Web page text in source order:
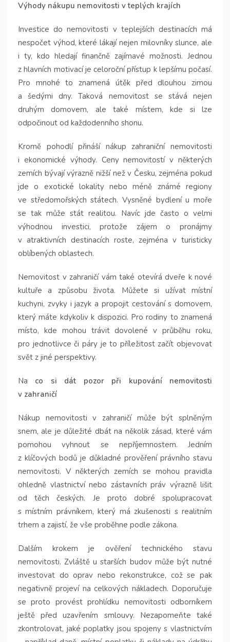
Výhody nákupu nemovitosti v teplých krajích
Investice do nemovitosti v teplejších destinacích má
nespočet výhod, které lákají nejen milovníky slunce, ale
i ty, kdo hledají finančně zajímavé možnosti. Jednou
z hlavních motivací je celoroční přístup k lepšímu počasí.
Pro mnohé to znamená útěk před dlouhou zimou
a šedými dny. Taková nemovitost se stává nejen
druhým domovem, ale také místem, kde si lze
odpočinout od každodenního shonu.
Kromě pohodlí přináší nákup zahraniční nemovitosti
i ekonomické výhody. Ceny nemovitostí v některých
zemích bývají výrazně nižší než v Česku, zejména pokud
jde o exotické lokality nebo méně známé regiony
ve středomořských státech. Vysněné bydlení u moře
se tak může stát realitou. Navíc jde často o velmi
výhodnou investici, protože zájem o pronájmy
v atraktivních destinacích roste, zejména v turisticky
oblíbených oblastech.
Nemovitost v zahraničí vám také otevírá dveře k nové
kultuře a způsobu života. Můžete si užívat místní
kuchyni, zvyky i jazyk a propojit cestování s domovem,
který máte kdykoliv k dispozici. Pro rodiny to znamená
místo, kde mohou trávit dovolené v průběhu roku,
pro jednotlivce či páry je to příležitost začít objevovat
svět z jiné perspektivy.
Na co si dát pozor při kupování nemovitosti
v zahraničí
Nákup nemovitosti v zahraničí může být splněným
snem, ale je důležité dbát na několik zásad, které vám
pomohou vyhnout se nepříjemnostem. Jedním
z klíčových bodů je důkladné prověření právního stavu
nemovitosti. V některých zemích se mohou pravidla
ohledně vlastnictví nebo zástavních práv výrazně lišit
od těch českých. Je proto dobré spolupracovat
s místním právníkem, který má zkušenosti s realitním
trhem a zajistí, že vše proběhne podle zákona.
Dalším krokem je ověření technického stavu
nemovitosti. Zvláště u starších budov může být nutné
investovat do oprav nebo rekonstrukce, což se pak
negativně projeví na celkových nákladech. Doporučuje
se proto provést prohlídku nemovitosti odborníkem
ještě před uzavřením smlouvy. Nezapomeňte také
zkontrolovat, jaké poplatky jsou spojeny s vlastnictvím